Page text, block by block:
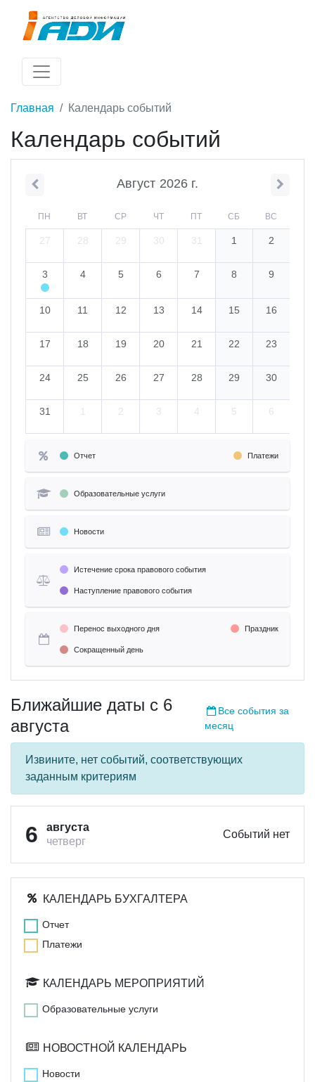
Главная Календарь событий
Календарь событий
Август 2026 г.
ПН ВТ СР ЧТ ПТ СБ ВС
27 28 29 30 31 1 2
3 4 5 6 7 8 9
10 11 12 13 14 15 16
17 18 19 20 21 22 23
24 25 26 27 28 29 30
31 2 3 4 5 6
Отчет Платежи
Образовательные услуги
Новости
Истечение срока правового события
Наступление правового события
Перенос выходного дня Праздник
Сокращенный день
Ближайшие даты c 6
августа
Все события за
месяц
Извините, нет событий, соответствующих
заданным критериям
6
августа
четверг
Событий нет
КАЛЕНДАРЬ БУХГАЛТЕРА
Отчет
Платежи
КАЛЕНДАРЬ МЕРОПРИЯТИЙ
Образовательные услуги
НОВОСТНОЙ КАЛЕНДАРЬ
Новости